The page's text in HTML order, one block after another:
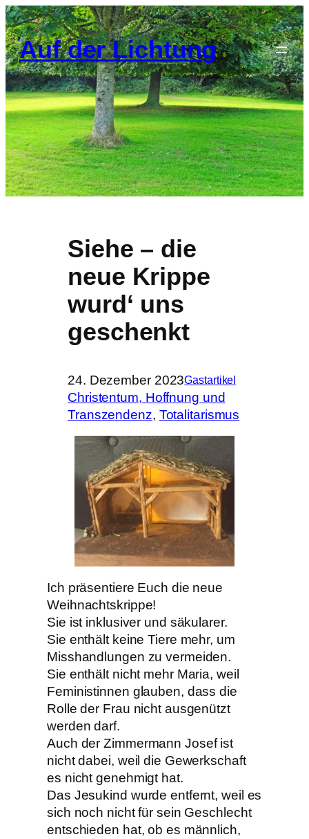
Zum
Inhalt
springen
Auf der Lichtung
Siehe – die
neue Krippe
wurd‘ uns
geschenkt
24. Dezember 2023Gastartikel
Christentum, Hoffnung und
Transzendenz, Totalitarismus
Ich präsentiere Euch die neue
Weihnachtskrippe!
Sie ist inklusiver und säkularer.
Sie enthält keine Tiere mehr, um
Misshandlungen zu vermeiden.
Sie enthält nicht mehr Maria, weil
Feministinnen glauben, dass die
Rolle der Frau nicht ausgenützt
werden darf.
Auch der Zimmermann Josef ist
nicht dabei, weil die Gewerkschaft
es nicht genehmigt hat.
Das Jesukind wurde entfernt, weil es
sich noch nicht für sein Geschlecht
entschieden hat, ob es männlich,